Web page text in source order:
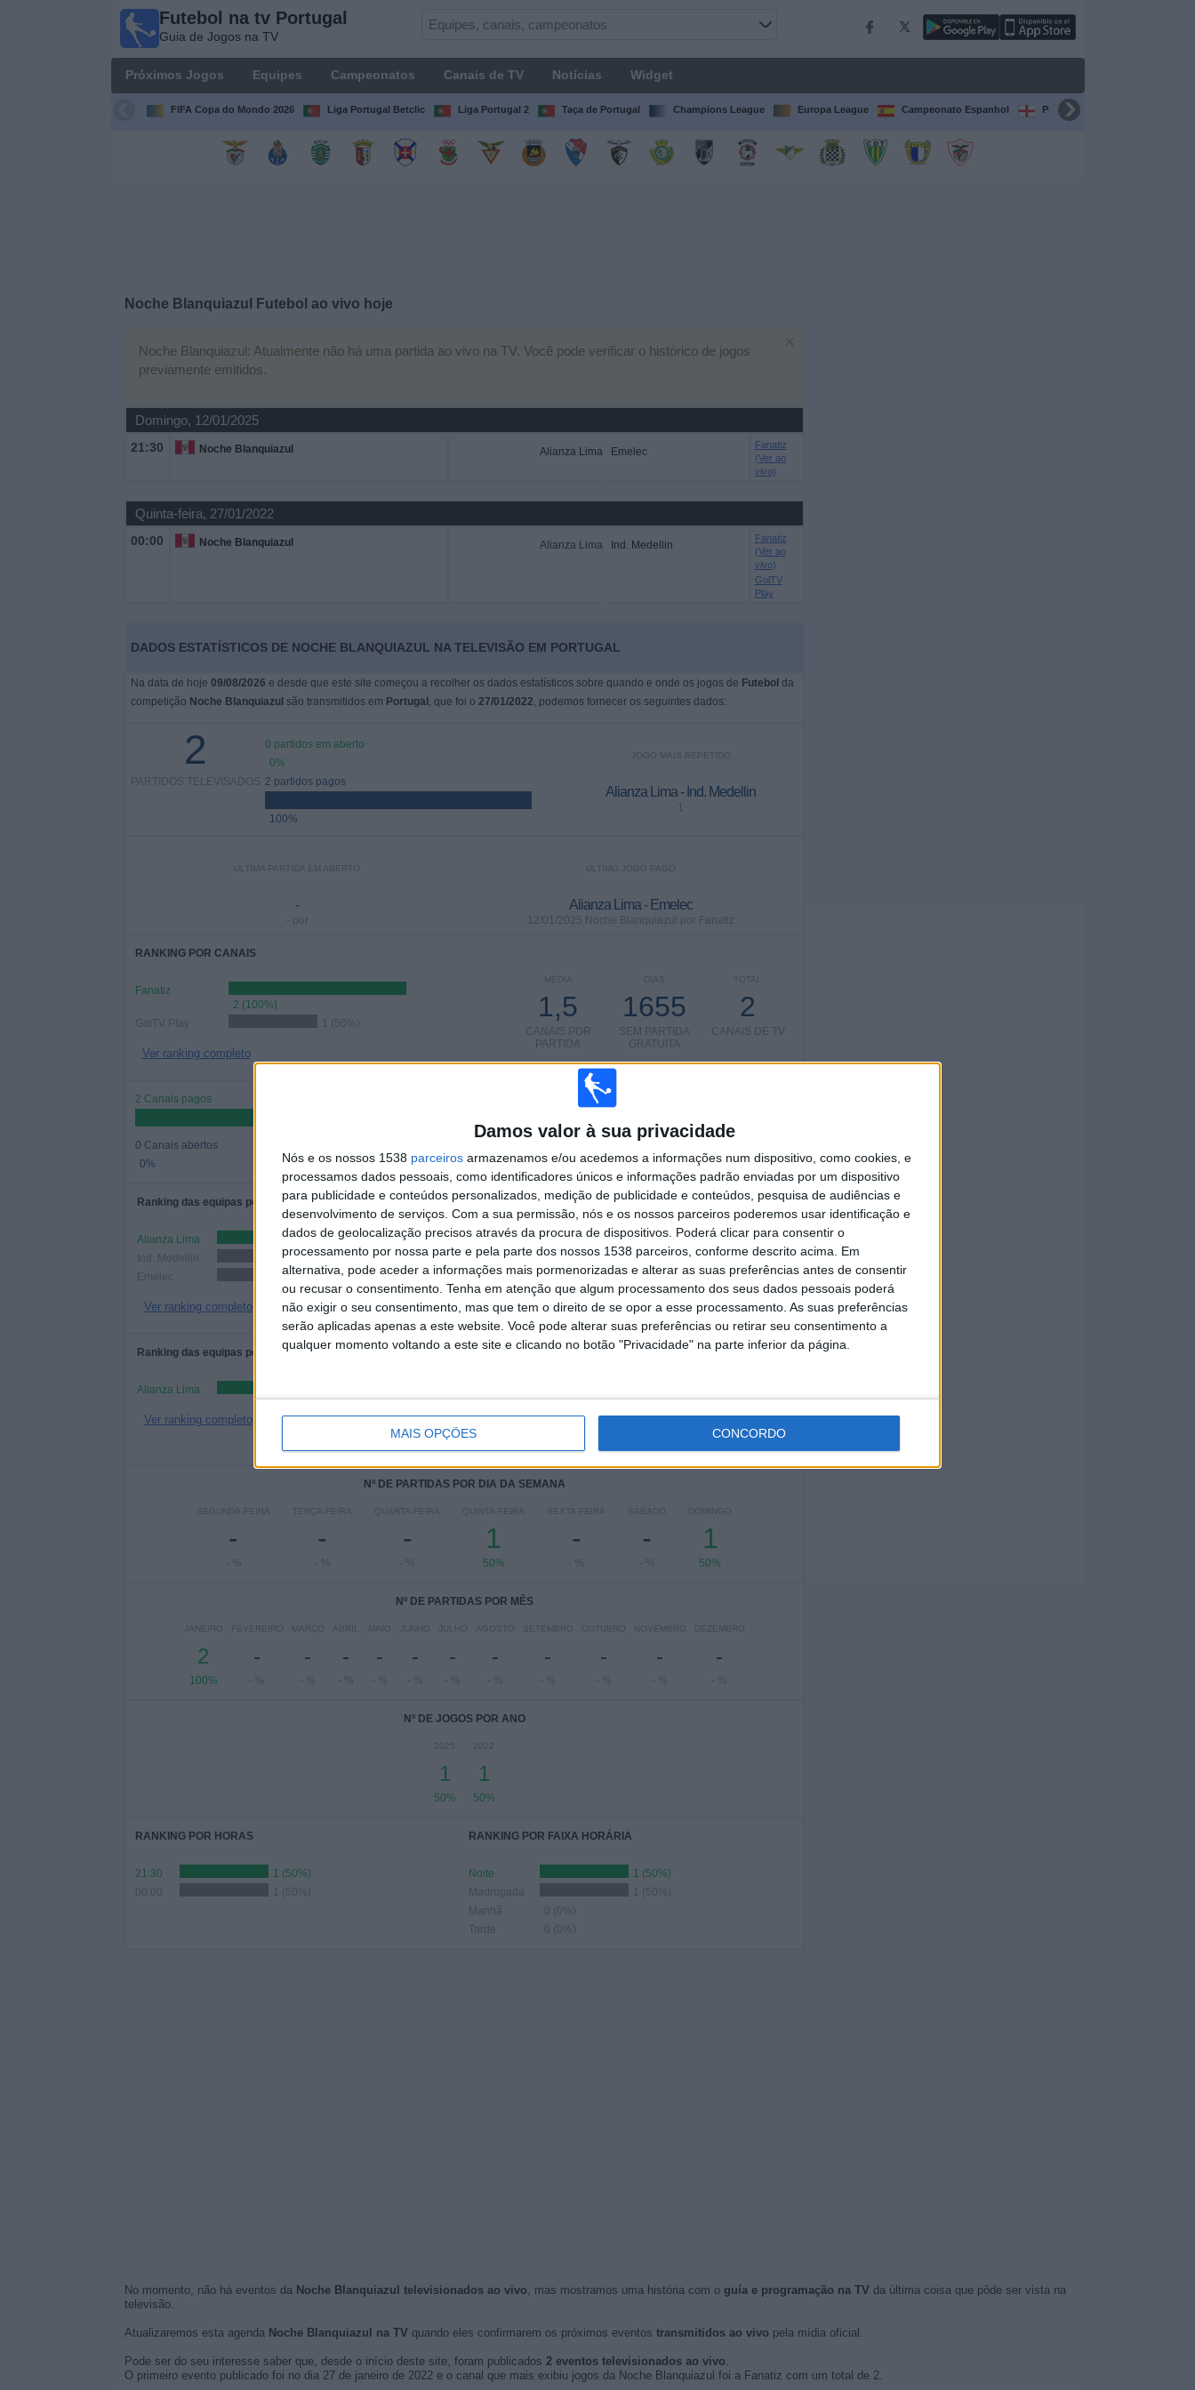
Damos valor à sua privacidade
Nós e os nossos 1538 parceiros armazenamos e/ou acedemos a informações num dispositivo, como cookies, e
processamos dados pessoais, como identificadores únicos e informações padrão enviadas por um dispositivo
para publicidade e conteúdos personalizados, medição de publicidade e conteúdos, pesquisa de audiências e
desenvolvimento de serviços. Com a sua permissão, nós e os nossos parceiros poderemos usar identificação e
dados de geolocalização precisos através da procura de dispositivos. Poderá clicar para consentir o
processamento por nossa parte e pela parte dos nossos 1538 parceiros, conforme descrito acima. Em
alternativa, pode aceder a informações mais pormenorizadas e alterar as suas preferências antes de consentir
ou recusar o consentimento. Tenha em atenção que algum processamento dos seus dados pessoais poderá
não exigir o seu consentimento, mas que tem o direito de se opor a esse processamento. As suas preferências
serão aplicadas apenas a este website. Você pode alterar suas preferências ou retirar seu consentimento a
qualquer momento voltando a este site e clicando no botão "Privacidade" na parte inferior da página.
MAIS OPÇÕES CONCORDO
Futebol na tv Portugal
Guia de Jogos na TV
Próximos Jogos Equipes Campeonatos Canais de TV Notícias Widget
FIFA Copa do Mondo 2026 Liga Portugal Betclic Liga Portugal 2 Taça de Portugal Champions League Europa League Campeonato Espanhol Premier League
Noche Blanquiazul Futebol ao vivo hoje
Noche Blanquiazul: Atualmente não há uma partida ao vivo na TV. Você pode verificar o histórico de jogos
previamente emitidos.
Domingo, 12/01/2025
21:30 Noche Blanquiazul Alianza Lima Emelec
Fanatiz
(Ver ao
vivo)
Quinta-feira, 27/01/2022
00:00 Noche Blanquiazul Alianza Lima Ind. Medellin
Fanatiz
(Ver ao
vivo)
GolTV
Play
DADOS ESTATÍSTICOS DE NOCHE BLANQUIAZUL NA TELEVISÃO EM PORTUGAL
Na data de hoje 09/08/2026 e desde que este site começou a recolher os dados estatísticos sobre quando e onde os jogos de Futebol da
competição Noche Blanquiazul são transmitidos em Portugal , que foi o 27/01/2022, podemos fornecer os seguintes dados:
2
PARTIDOS TELEVISADOS
0 partidos em aberto
0%
2 partidos pagos
100%
JOGO MAIS REPETIDO
Alianza Lima - Ind. Medellin
1
ÚLTIMA PARTIDA EM ABERTO
-
- por
ÚLTIMO JOGO PAGO
Alianza Lima - Emelec
12/01/2025 Noche Blanquiazul por Fanatiz
RANKING POR CANAIS
Fanatiz
2 (100%)
GolTV Play
1 (50%)
Ver ranking completo
TOTAL
2
CANAIS DE TV
DIAS
1655
SEM PARTIDA
GRATUITA
MÉDIA
1,5
CANAIS POR
PARTIDA
2 Canais pagos
0 Canais abertos
0%
CANALES
3
Total equipos
Ranking das equipas por nº de jogos
Alianza Lima
2 (100%)
Ind. Medellin
1 (50%)
Emelec
1 (50%)
Ver ranking completo
Ranking das equipas por nº de jogos em aberto
Ver ranking completo
Ranking das equipas por nº de jogos em casa
Alianza Lima
Ver ranking completo
Ranking das equipas por nº de jogos fora
Ver ranking completo
Nº DE PARTIDAS POR DIA DA SEMANA
SEGUNDA-FEIRA
-
- %
TERÇA-FEIRA
-
- %
QUARTA-FEIRA
-
- %
QUINTA-FEIRA
1
50%
SEXTA-FEIRA
-
- %
SÁBADO
-
- %
DOMINGO
1
50%
Nº DE PARTIDAS POR MÊS
JANEIRO
2
100%
FEVEREIRO
-
- %
MARÇO
-
- %
ABRIL
-
- %
MAIO
-
- %
JUNHO
-
- %
JULHO
-
- %
AGOSTO
-
- %
SETEMBRO
-
- %
OUTUBRO
-
- %
NOVEMBRO
-
- %
DEZEMBRO
-
- %
Nº DE JOGOS POR ANO
2025
1
50%
2022
1
50%
RANKING POR HORAS
21:30
1 (50%)
1 (50%)
RANKING POR FAIXA HORÁRIA
Noite
1 (50%)
Madrugada
1 (50%)
Manhã
0 (0%)
Tarde
0 (0%)
No momento, não há eventos da Noche Blanquiazul televisionados ao vivo, mas mostramos uma história com o guía e programação na TV da última coisa que pôde ser vista na
televisão.
Atualizaremos esta agenda Noche Blanquiazul na TV quando eles confirmarem os próximos eventos transmitidos ao vivo pela mídia oficial.
Pode ser do seu interesse saber que, desde o início deste site, foram publicados 2 eventos televisionados ao vivo.
O primeiro evento publicado foi no dia 27 de janeiro de 2022 e o canal que mais exibiu jogos da Noche Blanquiazul foi a Fanatiz com um total de 2.
Portugal
Jogos na TV